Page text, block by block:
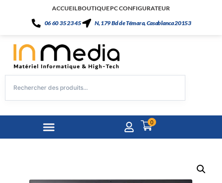
ACCUEILBOUTIQUEPC CONFIGURATEUR
06 60 35 23 45
N, 179 Bd de Témara, Casablanca 20153
0